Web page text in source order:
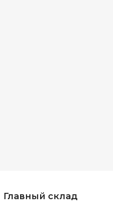
Главный склад